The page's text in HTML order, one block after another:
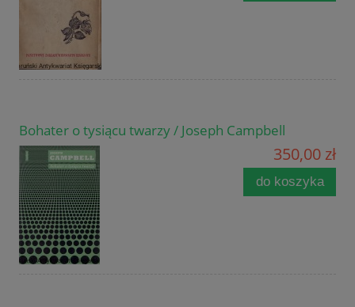
Bohater o tysiącu twarzy / Joseph Campbell
350,00 zł
do koszyka